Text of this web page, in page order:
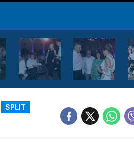
SPLIT